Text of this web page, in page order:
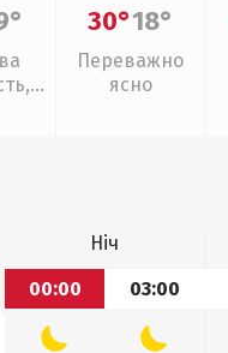
30°18°
Переважно
ясно
Ніч
00:00
03:00